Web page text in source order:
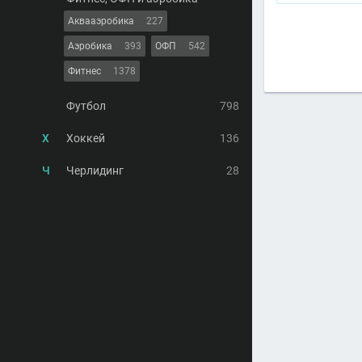
Аквааэробика 227
Аэробика 393 ОФП 542
Фитнес 1378
Футбол 798
Х Хоккей 136
Ч Черлидинг 28